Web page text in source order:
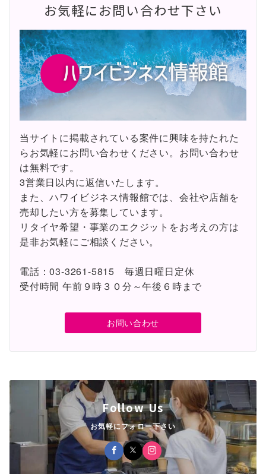
お気軽にお問い合わせ下さい
当サイトに掲載されている案件に興味を持たれた
らお気軽にお問い合わせください。お問い合わせ
は無料です。
3営業日以内に返信いたします。
また、ハワイビジネス情報館では、会社や店舗を
売却したい方を募集しています。
リタイヤ希望・事業のエクジットをお考えの方は
是非お気軽にご相談ください。
電話：03-3261-5815 毎週日曜日定休
受付時間 午前９時３０分～午後６時まで
お問い合わせ
Follow Us
お気軽にフォロー下さい